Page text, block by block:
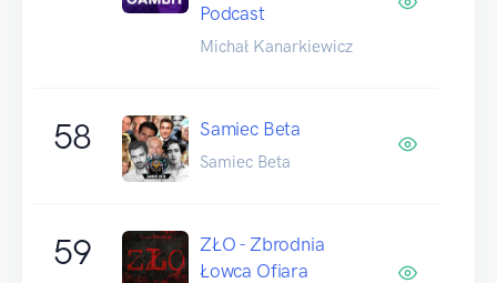
Podcast
Michał Kanarkiewicz
58 Samiec Beta
Samiec Beta
59
ZŁO - Zbrodnia
Łowca Ofiara